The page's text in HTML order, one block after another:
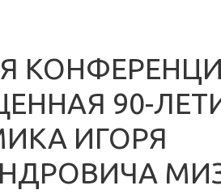
90-
ИГОРЯ